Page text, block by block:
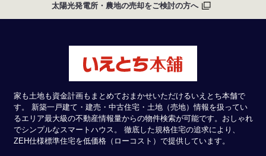
太陽光発電所・農地の売却をご検討の方へ
家も土地も資金計画もまとめておまかせいただけるいえとち本舗で
す。 新築一戸建て・建売・中古住宅・土地（売地）情報を扱ってい
るエリア最大級の不動産情報量からの物件検索が可能です。おしゃれ
でシンプルなスマートハウス。 徹底した規格住宅の追求により、
ZEH仕様標準住宅を低価格（ローコスト）で提供しています。